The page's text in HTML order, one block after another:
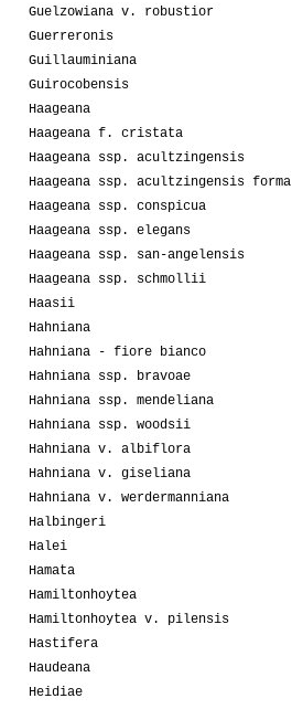
Guelzowiana v. robustior
Guerreronis
Guillauminiana
Guirocobensis
Haageana
Haageana f. cristata
Haageana ssp. acultzingensis
Haageana ssp. acultzingensis forma
Haageana ssp. conspicua
Haageana ssp. elegans
Haageana ssp. san-angelensis
Haageana ssp. schmollii
Haasii
Hahniana
Hahniana - fiore bianco
Hahniana ssp. bravoae
Hahniana ssp. mendeliana
Hahniana ssp. woodsii
Hahniana v. albiflora
Hahniana v. giseliana
Hahniana v. werdermanniana
Halbingeri
Halei
Hamata
Hamiltonhoytea
Hamiltonhoytea v. pilensis
Hastifera
Haudeana
Heidiae